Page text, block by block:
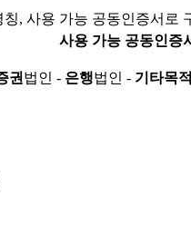
, 사용 가능 공동인증서로
사용 가능 공동인증
권 법인 - 은행법인 - 기타목